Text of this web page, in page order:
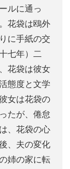
ルに通っ
花袋は鴎外
に手紙の交
七年）二
花袋は彼女
態度と文学
女は花袋の
たが、倦怠
、花袋の心
、夫の変化
姉の家に転